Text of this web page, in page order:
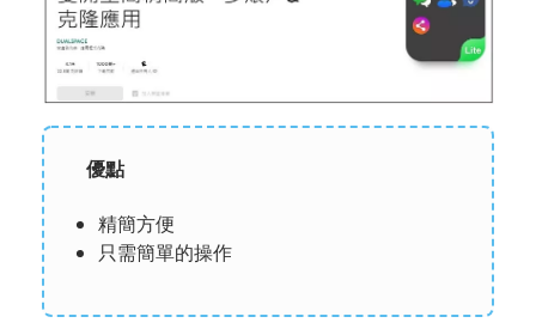
優點
精簡方便
只需簡單的操作